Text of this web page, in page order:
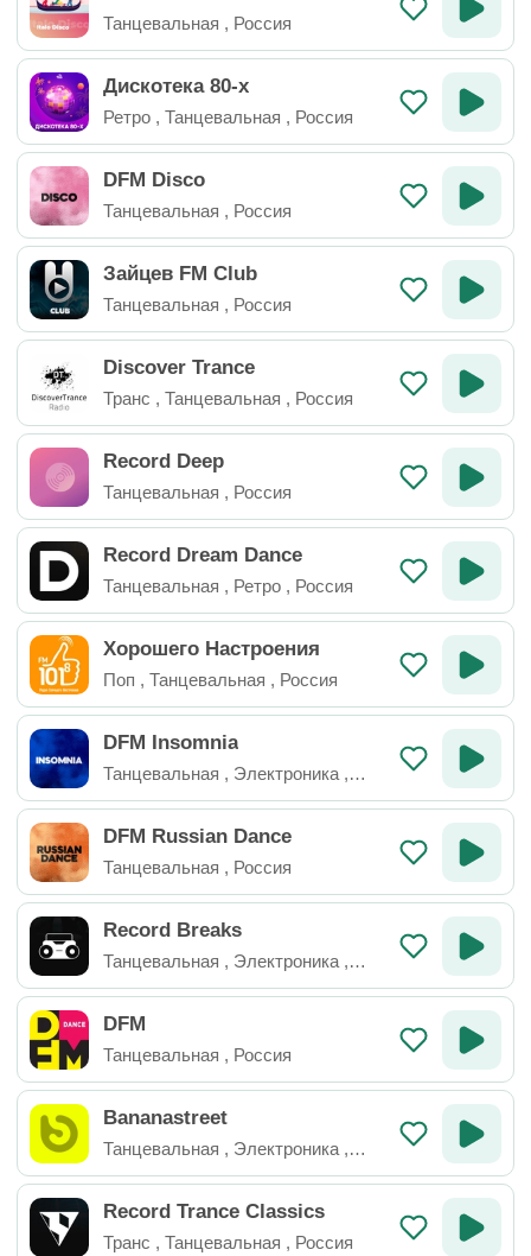
Танцевальная , Россия
Дискотека 80-х
Ретро , Танцевальная , Россия
DFM Disco
Танцевальная , Россия
Зайцев FM Club
Танцевальная , Россия
Discover Trance
Транс , Танцевальная , Россия
Record Deep
Танцевальная , Россия
Record Dream Dance
Танцевальная , Ретро , Россия
Хорошего Настроения
Поп , Танцевальная , Россия
DFM Insomnia
Танцевальная , Электроника ,
Россия
DFM Russian Dance
Танцевальная , Россия
Record Breaks
Танцевальная , Электроника ,
Россия
DFM
Танцевальная , Россия
Bananastreet
Танцевальная , Электроника ,
Россия
Record Trance Classics
Транс , Танцевальная , Россия